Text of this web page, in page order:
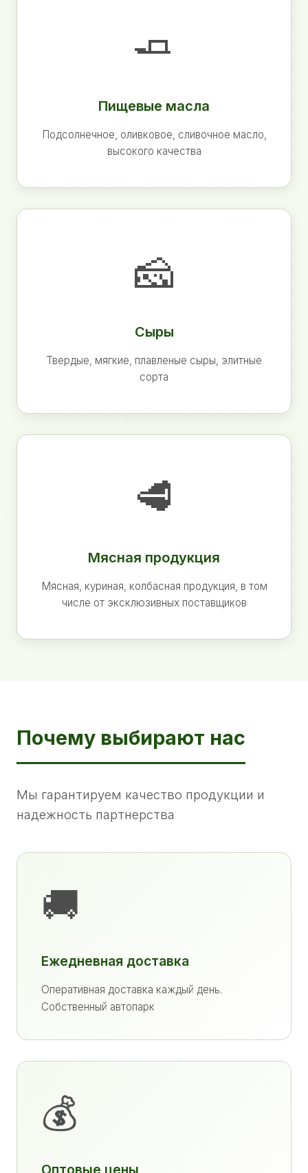
🧈
Пищевые масла
Подсолнечное, оливковое, сливочное масло,
высокого качества
🧀
Сыры
Твердые, мягкие, плавленые сыры, элитные
сорта
🥩
Мясная продукция
Мясная, куриная, колбасная продукция, в том
числе от эксклюзивных поставщиков
Почему выбирают нас
Мы гарантируем качество продукции и
надежность партнерства
🚚
Ежедневная доставка
Оперативная доставка каждый день.
Собственный автопарк
💰
Оптовые цены